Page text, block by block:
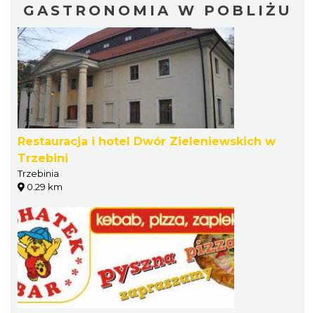
GASTRONOMIA W POBLIŻU
Restauracja i hotel Dwór Zieleniewskich w
Trzebini
Trzebinia
0.29 km